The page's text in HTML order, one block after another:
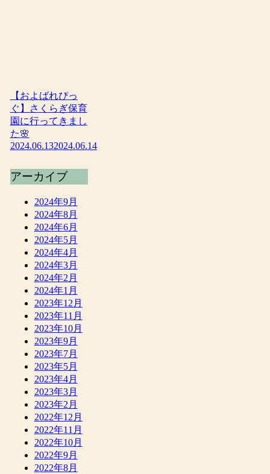
【およばれぴっ
ぐ】さくらぎ保育
園に行ってきまし
た🌸
2024.06.132024.06.14
アーカイブ
2024年9月
2024年8月
2024年6月
2024年5月
2024年4月
2024年3月
2024年2月
2024年1月
2023年12月
2023年11月
2023年10月
2023年9月
2023年7月
2023年5月
2023年4月
2023年3月
2023年2月
2022年12月
2022年11月
2022年10月
2022年9月
2022年8月